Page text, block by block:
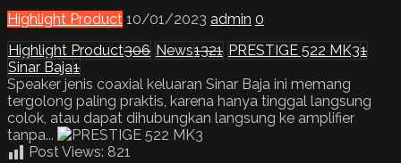
Highlight Product 10/01/2023 admin 0
Highlight Product306 News1321 PRESTIGE 522 MK31
Sinar Baja1
Speaker jenis coaxial keluaran Sinar Baja ini memang
tergolong paling praktis, karena hanya tinggal langsung
colok, atau dapat dihubungkan langsung ke amplifier
tanpa...
Post Views: 821